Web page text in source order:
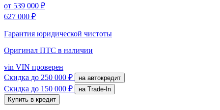
от 539 000 ₽
627 000 ₽
Гарантия юридической чистоты
Оригинал ПТС в наличии
vin VIN проверен
Скидка до 250 000 ₽ на автокредит
Скидка до 150 000 ₽
на Trade-In
Купить в кредит